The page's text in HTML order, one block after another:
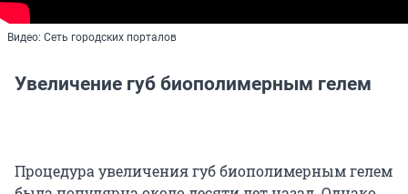
Видео: Сеть городских порталов
Увеличение губ биополимерным гелем
Процедура увеличения губ биополимерным гелем